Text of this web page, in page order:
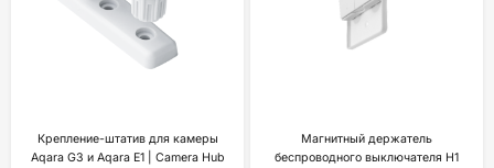
Крепление-штатив для камеры
Aqara G3 и Aqara E1 | Camera Hub
Магнитный держатель
беспроводного выключателя H1